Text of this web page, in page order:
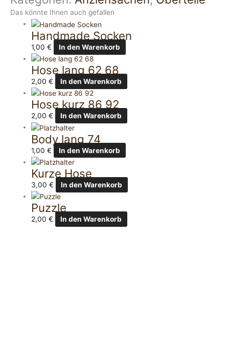
Das könnte Ihnen auch gefallen
Handmade Socken
1,00€ In den Warenkorb
Hose lang 62 68
2,00€ In den Warenkorb
Hose kurz 86 92
2,00€ In den Warenkorb
Body lang 74
1,00€ In den Warenkorb
Kurze Hose
3,00€ In den Warenkorb
Puzzle
2,00€ In den Warenkorb